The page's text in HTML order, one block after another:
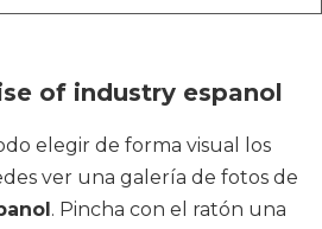
of industry espanol
elegir de forma visual los
ver una galería de fotos de
. Pincha con el ratón una